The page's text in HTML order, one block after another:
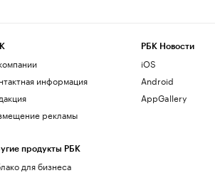
информация
рекламы
продукты РБК
для бизнеса
РБК Новости
iOS
Android
AppGallery